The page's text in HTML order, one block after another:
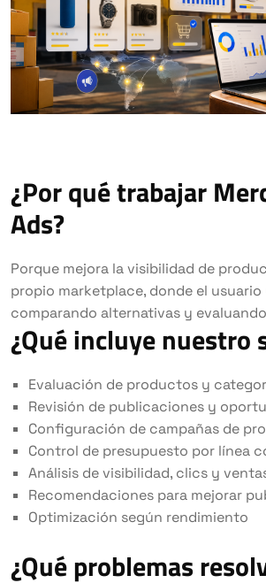
¿Por qué trabajar
Ads?
Porque mejora la visibilidad de
propio marketplace, donde el
comparando alternativas y
¿Qué incluye nuestro
Evaluación de productos y
Revisión de publicaciones y
Configuración de campañas de
Control de presupuesto por línea
Análisis de visibilidad, clics y
Recomendaciones para mejorar
Optimización según rendimiento
¿Qué problemas